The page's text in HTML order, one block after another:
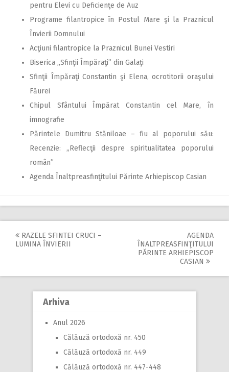
pentru Elevi cu Deficienţe de Auz
Programe filantropice în Postul Mare şi la Praznicul
Învierii Domnului
Acţiuni filantropice la Praznicul Bunei Vestiri
Biserica ,,Sfinţii Împăraţi” din Galaţi
Sfinţii Împăraţi Constantin şi Elena, ocrotitorii oraşului
Făurei
Chipul Sfântului Împărat Constantin cel Mare, în
imnografie
Părintele Dumitru Stăniloae – fiu al poporului său:
Recenzie: ,,Reflecţii despre spiritualitatea poporului
român”
Agenda Înaltpreasfinţitului Părinte Arhiepiscop Casian
Post
RAZELE SFINTEI CRUCI –
LUMINA ÎNVIERII
AGENDA
ÎNALTPREASFINŢITULUI
PĂRINTE ARHIEPISCOP
CASIAN
Arhiva
Anul 2026
Călăuză ortodoxă nr. 450
Călăuză ortodoxă nr. 449
Călăuză ortodoxă nr. 447-448